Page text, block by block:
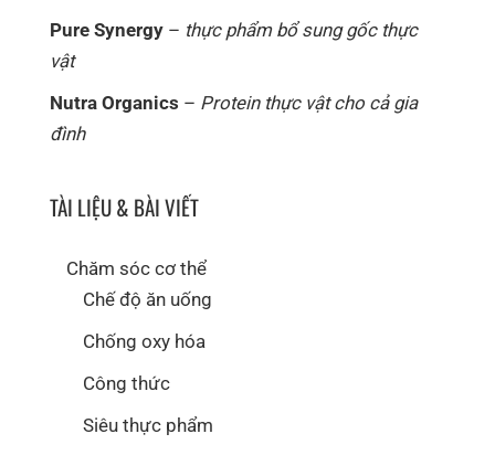
Pure Synergy – thực phẩm bổ sung gốc thực
vật
Nutra Organics – Protein thực vật cho cả gia
đình
TÀI LIỆU & BÀI VIẾT
Chăm sóc cơ thể
Chế độ ăn uống
Chống oxy hóa
Công thức
Siêu thực phẩm